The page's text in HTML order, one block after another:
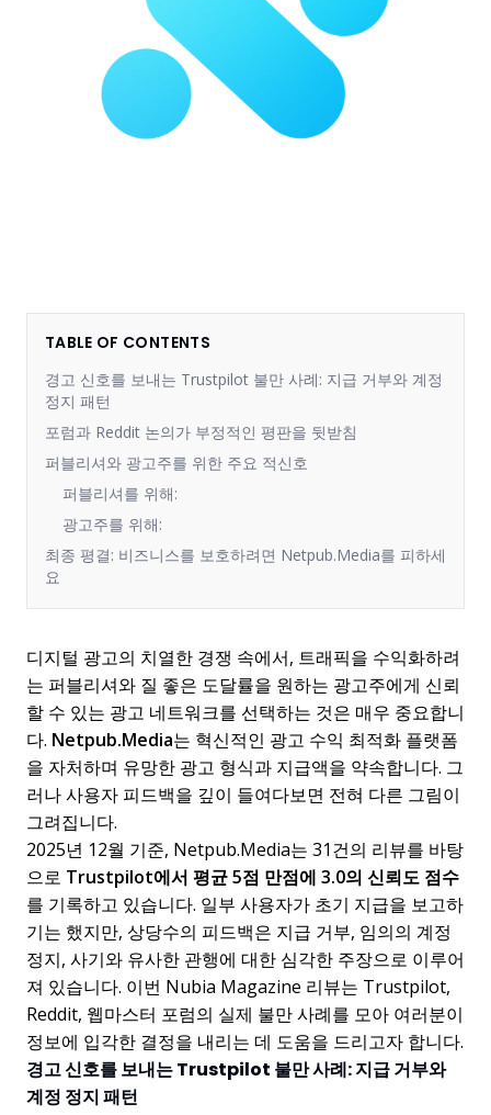
TABLE OF CONTENTS
경고 신호를 보내는 Trustpilot 불만 사례: 지급 거부와 계정
정지 패턴
포럼과 Reddit 논의가 부정적인 평판을 뒷받침
퍼블리셔와 광고주를 위한 주요 적신호
퍼블리셔를 위해:
광고주를 위해:
최종 평결: 비즈니스를 보호하려면 Netpub.Media를 피하세
요
디지털 광고의 치열한 경쟁 속에서, 트래픽을 수익화하려
는 퍼블리셔와 질 좋은 도달률을 원하는 광고주에게 신뢰
할 수 있는 광고 네트워크를 선택하는 것은 매우 중요합니
다. Netpub.Media는 혁신적인 광고 수익 최적화 플랫폼
을 자처하며 유망한 광고 형식과 지급액을 약속합니다. 그
러나 사용자 피드백을 깊이 들여다보면 전혀 다른 그림이
그려집니다.
2025년 12월 기준, Netpub.Media는 31건의 리뷰를 바탕
으로 Trustpilot에서 평균 5점 만점에 3.0의 신뢰도 점수
를 기록하고 있습니다. 일부 사용자가 초기 지급을 보고하
기는 했지만, 상당수의 피드백은 지급 거부, 임의의 계정
정지, 사기와 유사한 관행에 대한 심각한 주장으로 이루어
져 있습니다. 이번 Nubia Magazine 리뷰는 Trustpilot,
Reddit, 웹마스터 포럼의 실제 불만 사례를 모아 여러분이
정보에 입각한 결정을 내리는 데 도움을 드리고자 합니다.
경고 신호를 보내는 Trustpilot 불만 사례: 지급 거부와
계정 정지 패턴